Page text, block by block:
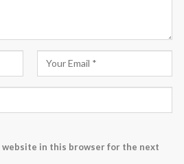
website in this browser for the next